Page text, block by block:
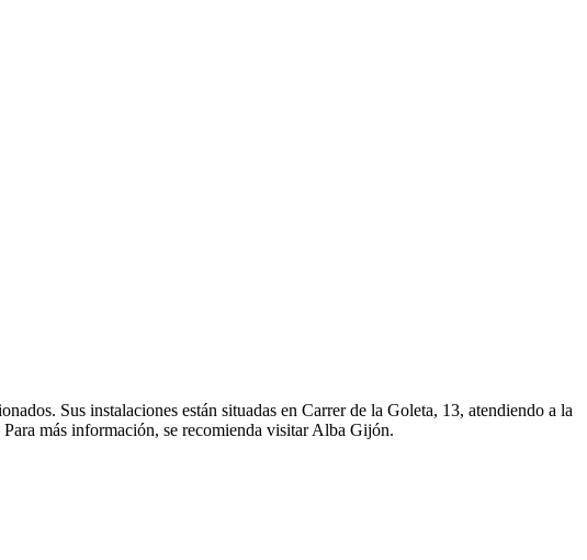
Sus instalaciones están situadas en Carrer de la Goleta, 13, atendiendo a la
más información, se recomienda visitar Alba Gijón.